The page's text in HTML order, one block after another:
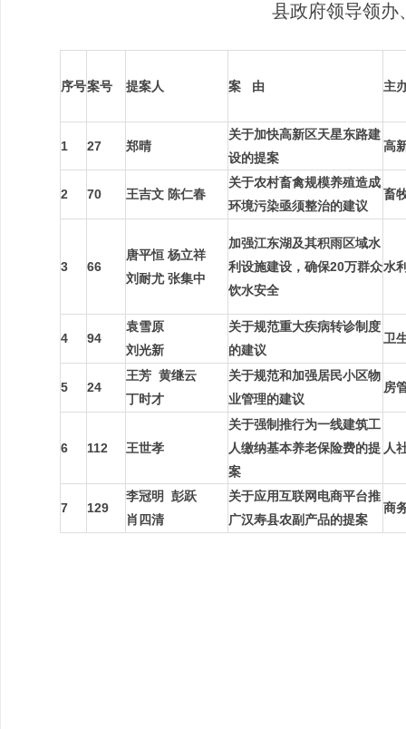
县政府领导领办
序号案号 提案人 案 由 主
1 27 郑晴
关于加快高新区天星东路建
设的提案
高
2 70 王吉文 陈仁春
关于农村畜禽规模养殖造成
环境污染亟须整治的建议
畜
3 66
唐平恒 杨立祥
刘耐尤 张集中
加强江东湖及其积雨区域水
利设施建设，确保20万群众
饮水安全
水
4 94
袁雪原
刘光新
关于规范重大疾病转诊制度
的建议
卫
5 24
王芳 黄继云
丁时才
关于规范和加强居民小区物
业管理的建议
房
6 112 王世孝
关于强制推行为一线建筑工
人缴纳基本养老保险费的提
案
人
7 129
李冠明
彭跃
肖四清
关于应用互联网电商平台推
广汉寿县农副产品的提案
商